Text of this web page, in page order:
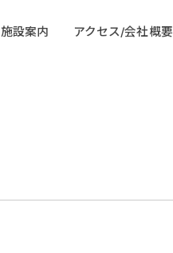
施設案内 アクセス/会社概要